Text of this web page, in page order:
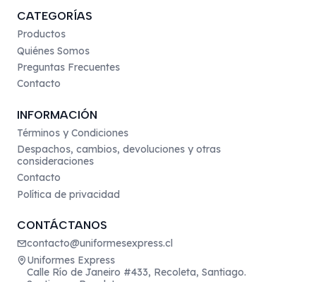
CATEGORÍAS
Productos
Quiénes Somos
Preguntas Frecuentes
Contacto
INFORMACIÓN
Términos y Condiciones
Despachos, cambios, devoluciones y otras
consideraciones
Contacto
Política de privacidad
CONTÁCTANOS
contacto@uniformesexpress.cl
Uniformes Express
Calle Río de Janeiro #433, Recoleta, Santiago.